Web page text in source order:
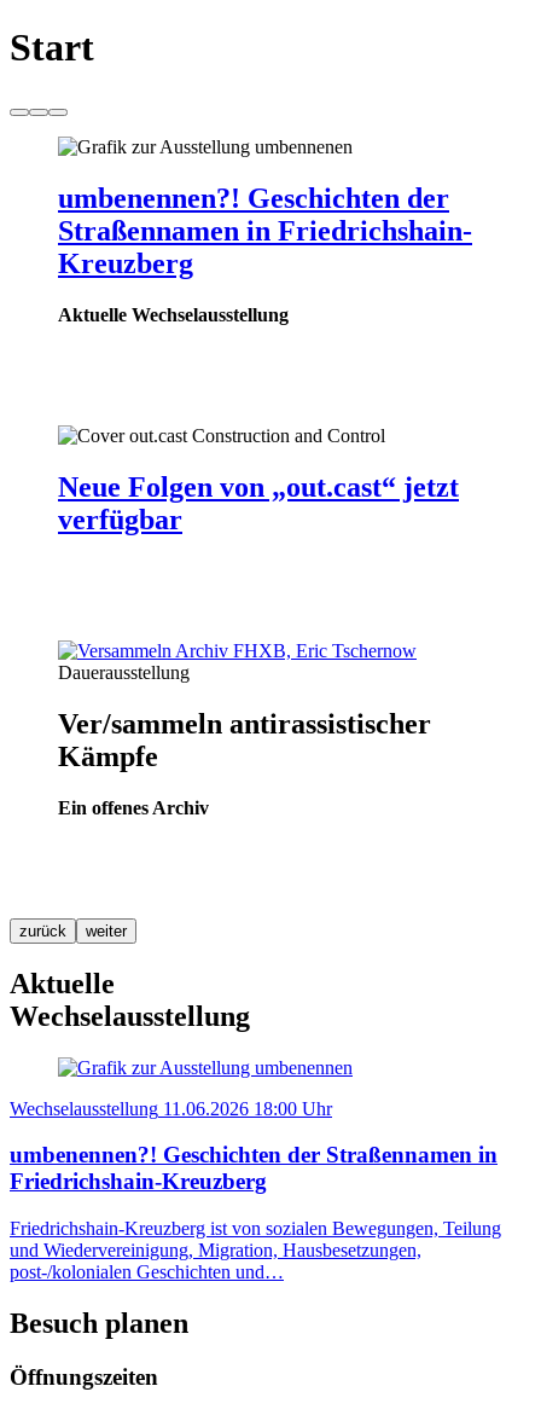
Start
umbenennen?! Geschichten der
Straßennamen in Friedrichshain-
Kreuzberg
Aktuelle Wechselausstellung
Neue Folgen von „out.cast“ jetzt
verfügbar
Dauerausstellung
Ver/sammeln antirassistischer
Kämpfe
Ein offenes Archiv
zurück weiter
Aktuelle
Wechselausstellung
Wechselausstellung 11.06.2026 18:00 Uhr
umbenennen?! Geschichten der Straßennamen in
Friedrichshain-Kreuzberg
Friedrichshain-Kreuzberg ist von sozialen Bewegungen, Teilung
und Wiedervereinigung, Migration, Hausbesetzungen,
post-/kolonialen Geschichten und…
Besuch planen
Öffnungszeiten